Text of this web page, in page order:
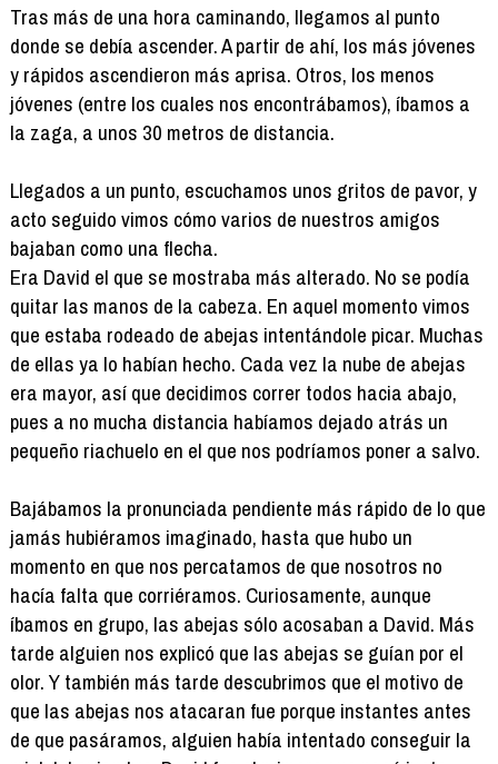
Tras más de una hora caminando, llegamos al punto
donde se debía ascender. A partir de ahí, los más jóvenes
y rápidos ascendieron más aprisa. Otros, los menos
jóvenes (entre los cuales nos encontrábamos), íbamos a
la zaga, a unos 30 metros de distancia.
Llegados a un punto, escuchamos unos gritos de pavor, y
acto seguido vimos cómo varios de nuestros amigos
bajaban como una flecha.
Era David el que se mostraba más alterado. No se podía
quitar las manos de la cabeza. En aquel momento vimos
que estaba rodeado de abejas intentándole picar. Muchas
de ellas ya lo habían hecho. Cada vez la nube de abejas
era mayor, así que decidimos correr todos hacia abajo,
pues a no mucha distancia habíamos dejado atrás un
pequeño riachuelo en el que nos podríamos poner a salvo.
Bajábamos la pronunciada pendiente más rápido de lo que
jamás hubiéramos imaginado, hasta que hubo un
momento en que nos percatamos de que nosotros no
hacía falta que corriéramos. Curiosamente, aunque
íbamos en grupo, las abejas sólo acosaban a David. Más
tarde alguien nos explicó que las abejas se guían por el
olor. Y también más tarde descubrimos que el motivo de
que las abejas nos atacaran fue porque instantes antes
de que pasáramos, alguien había intentado conseguir la